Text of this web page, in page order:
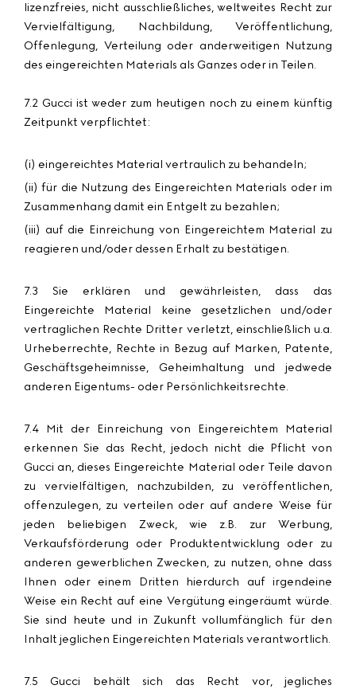
lizenzfreies, nicht ausschließliches, weltweites Recht zur
Vervielfältigung, Nachbildung, Veröffentlichung,
Offenlegung, Verteilung oder anderweitigen Nutzung
des eingereichten Materials als Ganzes oder in Teilen.
7.2 Gucci ist weder zum heutigen noch zu einem künftig
Zeitpunkt verpflichtet:
(i) eingereichtes Material vertraulich zu behandeln;
(ii) für die Nutzung des Eingereichten Materials oder im
Zusammenhang damit ein Entgelt zu bezahlen;
(iii) auf die Einreichung von Eingereichtem Material zu
reagieren und/oder dessen Erhalt zu bestätigen.
7.3 Sie erklären und gewährleisten, dass das
Eingereichte Material keine gesetzlichen und/oder
vertraglichen Rechte Dritter verletzt, einschließlich u.a.
Urheberrechte, Rechte in Bezug auf Marken, Patente,
Geschäftsgeheimnisse, Geheimhaltung und jedwede
anderen Eigentums- oder Persönlichkeitsrechte.
7.4 Mit der Einreichung von Eingereichtem Material
erkennen Sie das Recht, jedoch nicht die Pflicht von
Gucci an, dieses Eingereichte Material oder Teile davon
zu vervielfältigen, nachzubilden, zu veröffentlichen,
offenzulegen, zu verteilen oder auf andere Weise für
jeden beliebigen Zweck, wie z.B. zur Werbung,
Verkaufsförderung oder Produktentwicklung oder zu
anderen gewerblichen Zwecken, zu nutzen, ohne dass
Ihnen oder einem Dritten hierdurch auf irgendeine
Weise ein Recht auf eine Vergütung eingeräumt würde.
Sie sind heute und in Zukunft vollumfänglich für den
Inhalt jeglichen Eingereichten Materials verantwortlich.
7.5 Gucci behält sich das Recht vor, jegliches